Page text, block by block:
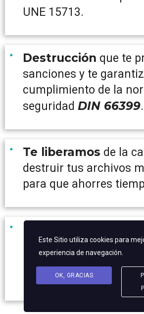
UNE 15713.
Destrucción que te
sanciones y te
cumplimiento de la
seguridad DIN 66399.
Te liberamos de la
destruir tus archivos
para que ahorres
necesidades
inmediata ante averías
Este Sitio utiliza cookies para
experiencia de navegación.
OK, GRACIAS